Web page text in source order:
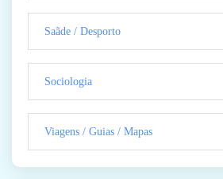
Saãde / Desporto
Sociologia
Viagens / Guias / Mapas